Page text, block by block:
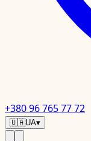
+380 96 765 77 72
🇺🇦UA▾